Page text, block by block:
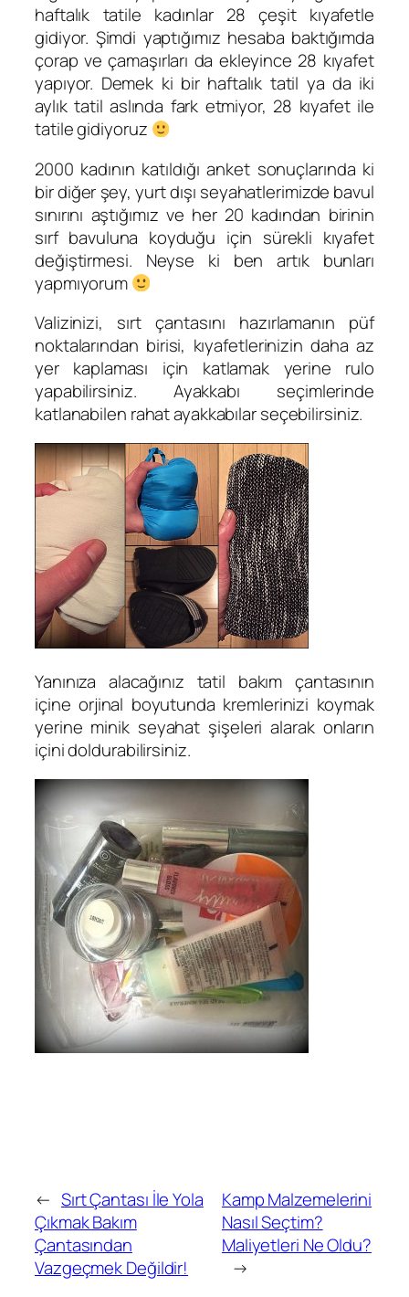
haftalık tatile kadınlar 28 çeşit kıyafetle
gidiyor. Şimdi yaptığımız hesaba baktığımda
çorap ve çamaşırları da ekleyince 28 kıyafet
yapıyor. Demek ki bir haftalık tatil ya da iki
aylık tatil aslında fark etmiyor, 28 kıyafet ile
tatile gidiyoruz
2000 kadının katıldığı anket sonuçlarında ki
bir diğer şey, yurt dışı seyahatlerimizde bavul
sınırını aştığımız ve her 20 kadından birinin
sırf bavuluna koyduğu için sürekli kıyafet
değiştirmesi. Neyse ki ben artık bunları
yapmıyorum
Valizinizi, sırt çantasını hazırlamanın püf
noktalarından birisi, kıyafetlerinizin daha az
yer kaplaması için katlamak yerine rulo
yapabilirsiniz. Ayakkabı seçimlerinde
katlanabilen rahat ayakkabılar seçebilirsiniz.
Yanınıza alacağınız tatil bakım çantasının
içine orjinal boyutunda kremlerinizi koymak
yerine minik seyahat şişeleri alarak onların
içini doldurabilirsiniz.
← Sırt Çantası İle Yola
Çıkmak Bakım
Çantasından
Vazgeçmek Değildir!
Kamp Malzemelerini
Nasıl Seçtim?
Maliyetleri Ne Oldu?
→